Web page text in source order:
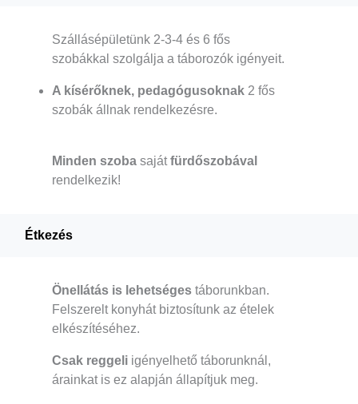
Szállásépületünk 2-3-4 és 6 fős
szobákkal szolgálja a táborozók igényeit.
A kísérőknek, pedagógusoknak 2 fős
szobák állnak rendelkezésre.
Minden szoba sajátfürdőszobával
rendelkezik!
Étkezés
Önellátás is lehetséges táborunkban.
Felszerelt konyhát biztosítunk az ételek
elkészítéséhez.
Csak reggeli igényelhető táborunknál,
árainkat is ez alapján állapítjuk meg.